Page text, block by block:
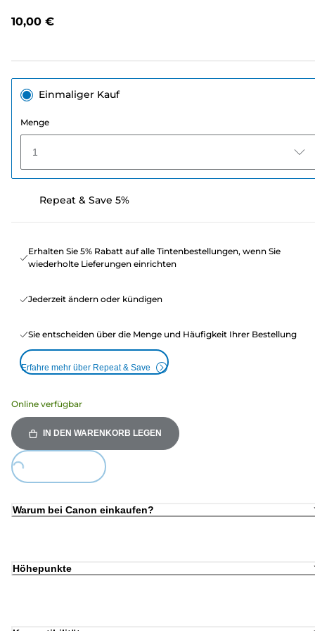
10,00 €
Einmaliger Kauf
Menge
1
Repeat & Save 5%
Erhalten Sie 5% Rabatt auf alle Tintenbestellungen, wenn Sie
wiederholte Lieferungen einrichten
Jederzeit ändern oder kündigen
Sie entscheiden über die Menge und Häufigkeit Ihrer Bestellung
Erfahre mehr über Repeat & Save
Online verfügbar
IN DEN WARENKORB LEGEN
Warum bei Canon einkaufen?
Höhepunkte